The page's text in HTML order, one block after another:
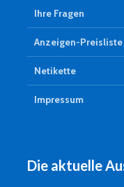
Ihre Fragen
Anzeigen-Preisliste
Netikette
Impressum
Die aktuelle